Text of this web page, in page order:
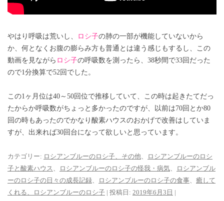
やはり呼吸は荒いし、 ロシ子の肺の一部が機能していないから
か、何となくお腹の膨らみ方も普通とは違う感じもするし、この
動画を見ながら ロシ子の呼吸数を測ったら、38秒間で33回だった
ので1分換算で52回でした。
この1ヶ月位は40～50回位で推移していて、この時は起きたてだっ
たからか呼吸数がちょっと多かったのですが、以前は70回とか80
回の時もあったのでかなり酸素ハウスのおかげで改善はしていま
すが、出来れば30回台になって欲しいと思っています。
カテゴリー: ロシアンブルーのロシ子、その他、
ロシアンブルーのロシ
子と酸素ハウス 、 ロシアンブルーのロシ子の怪我・病気、
ロシアンブル
ーのロシ子の日々の成長記録、 ロシアンブルーのロシ子の食事、 癒して
くれる、ロシアンブルーのロシ子 | 投稿日: 2019年6月3日 |